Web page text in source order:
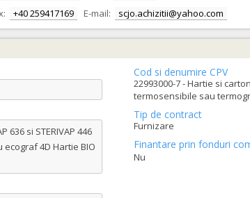
+40 259417169 E-mail: scjo.achizitii@yahoo.com
si STERIVAP 446
ecograf 4D Hartie BIO
Cod si denumire CPV
22993000-7 - Hartie si
termosensibile sau
Tip de contract
Furnizare
Finantare prin fonduri
Nu